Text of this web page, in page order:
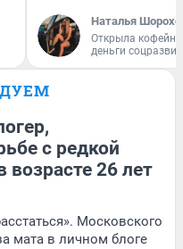
Наталья
Открыла
деньги
с редкой
26 лет
Московского
мата в личном блоге